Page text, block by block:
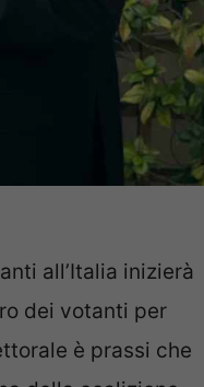
all’Italia inizierà
dei votanti per
è prassi che